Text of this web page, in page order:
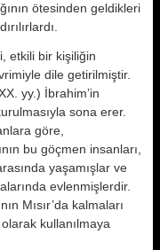
ötesinden geldikleri
etkili bir kişiliğin
dile getirilmiştir.
yy.) İbra­him’in
sona erer.
göre,
bu göçmen insanla­rı,
yaşamışlar ve
evlenmişlerdir.
Mısır’da kalmaları
kullanılmaya